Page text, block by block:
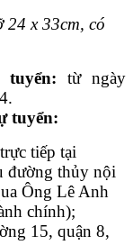
24 x 33cm, có
tuyển:từ ngày
tuyển:
tiếp tại
đường thủy nội
Ông Lê Anh
chính);
15, quận 8,